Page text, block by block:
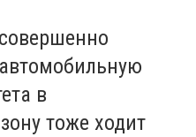
в
тоже ходит